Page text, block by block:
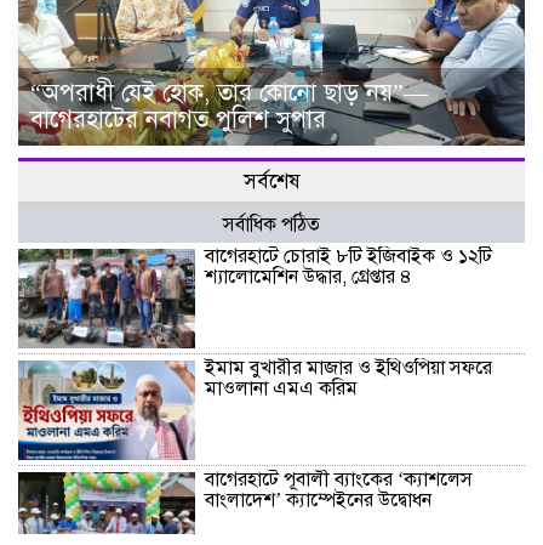
“অপরাধী যেই হোক, তার কোনো ছাড় নয়”—
বাগেরহাটের নবাগত পুলিশ সুপার
সর্বশেষ
সর্বাধিক পঠিত
বাগেরহাটে চোরাই ৮টি ইজিবাইক ও ১২টি
শ্যালোমেশিন উদ্ধার, গ্রেপ্তার ৪
ইমাম বুখারীর মাজার ও ইথিওপিয়া সফরে
মাওলানা এমএ করিম
বাগেরহাটে পূবালী ব্যাংকের ‘ক্যাশলেস
বাংলাদেশ’ ক্যাম্পেইনের উদ্বোধন